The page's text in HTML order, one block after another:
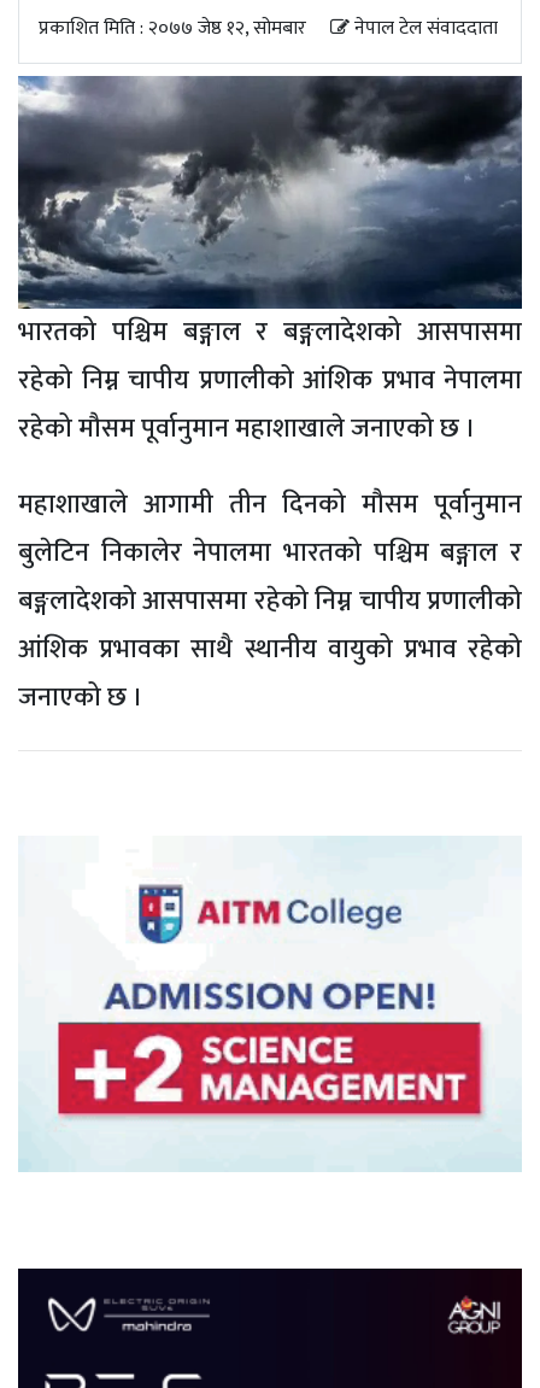
अपडेट
खेलकुद
स्वास्थ्य/
जिबनशैली
प्रकाशित मिति : २०७७ जेष्ठ १२, सोमबार नेपाल टेल संवाददाता
भारतको पश्चिम बङ्गाल र बङ्गलादेशको आसपासमा
रहेको निम्न चापीय प्रणालीको आंशिक प्रभाव नेपालमा
रहेको मौसम पूर्वानुमान महाशाखाले जनाएको छ ।
महाशाखाले आगामी तीन दिनको मौसम पूर्वानुमान
बुलेटिन निकालेर नेपालमा भारतको पश्चिम बङ्गाल र
बङ्गलादेशको आसपासमा रहेको निम्न चापीय प्रणालीको
आंशिक प्रभावका साथै स्थानीय वायुको प्रभाव रहेको
जनाएको छ ।